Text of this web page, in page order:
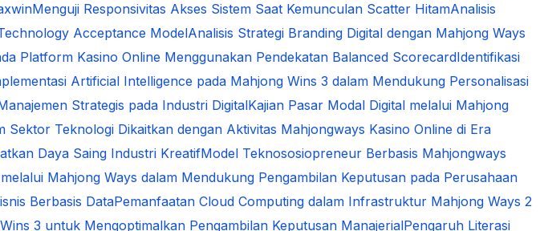
Menguji Responsivitas Akses Sistem Saat Kemunculan Scatter HitamAnalisis
Acceptance ModelAnalisis Strategi Branding Digital dengan Mahjong Ways
Platform Kasino Online Menggunakan Pendekatan Balanced ScorecardIdentifikasi
Artificial Intelligence pada Mahjong Wins 3 dalam Mendukung Personalisasi
Strategis pada Industri DigitalKajian Pasar Modal Digital melalui Mahjong
Sektor Teknologi Dikaitkan dengan Aktivitas Mahjongways Kasino Online di Era
Daya Saing Industri KreatifModel Teknososiopreneur Berbasis Mahjongways
Mahjong Ways dalam Mendukung Pengambilan Keputusan pada Perusahaan
Berbasis DataPemanfaatan Cloud Computing dalam Infrastruktur Mahjong Ways 2
3 untuk Mengoptimalkan Pengambilan Keputusan ManajerialPengaruh Literasi